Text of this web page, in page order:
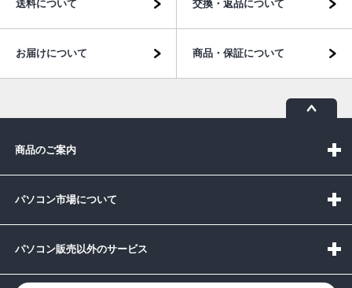
送料について 交換・返品について
お届けについて 商品・保証について
商品のご案内
パソコン市場について
パソコン販売以外のサービス